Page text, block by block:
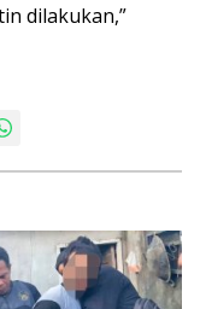
dilakukan,”